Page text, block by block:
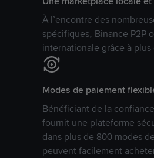
À l’encontre des
spécifiques, Binance P2P
internationale grâce à
Modes de paiement
Bénéficiant de la
fournit une plateforme
dans plus de 800 modes
peuvent facilement